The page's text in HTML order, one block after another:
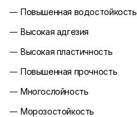
Повышенная водостойкость
Высокая адгезия
Высокая пластичность
Повышенная прочность
Многослойность
Морозостойкость